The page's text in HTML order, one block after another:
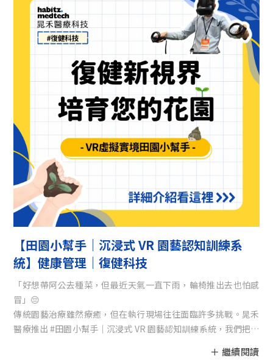
【田園小幫手｜沉浸式 VR 園藝認知訓練系
統】健康管理｜復健科技
「好想帶阿公去種菜，但最近天氣一直下雨，輪椅推出去也怕感
冒」😔
傳統園藝治療雖然療癒，但在執行現場往往面臨許多挑戰。晁禾
醫療推出 #田園小幫手｜沉浸式 VR 園藝認知訓練系統，我們把整